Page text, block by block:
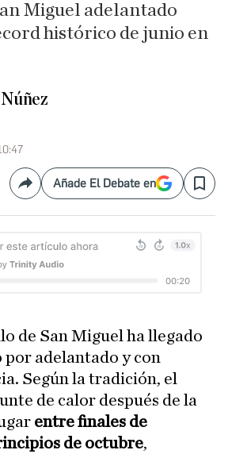
Miguel adelantado
histórico de junio en
CompartirAñade El Debate en Save
de San Miguel ha llegado
por adelantado y con
Según la tradición, el
de calor después de la
entre finales de
de octubre,